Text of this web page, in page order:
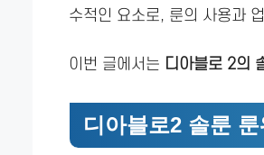
수적인 요소로, 룬의 사용과
이번 글에서는 디아블로 2의
디아블로2 솔룬